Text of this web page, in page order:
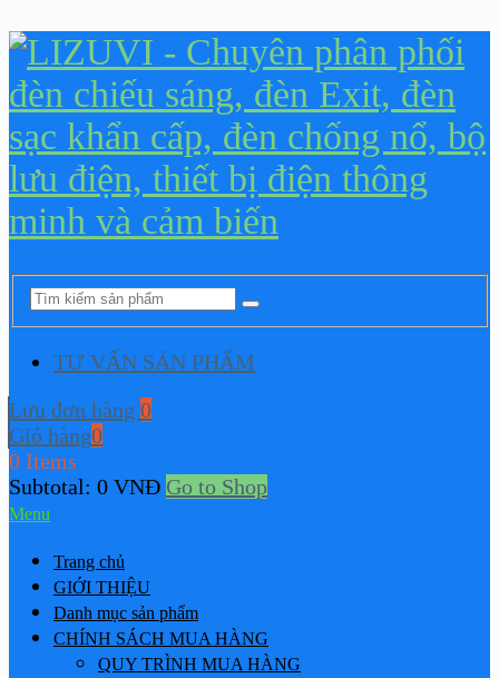
TƯ VẤN SẢN PHẨM
Lưu đơn hàng 0
Giỏ hàng0
0 Items
Subtotal: 0 VNĐ Go to Shop
Menu
Trang chủ
GIỚI THIỆU
Danh mục sản phẩm
CHÍNH SÁCH MUA HÀNG
QUY TRÌNH MUA HÀNG